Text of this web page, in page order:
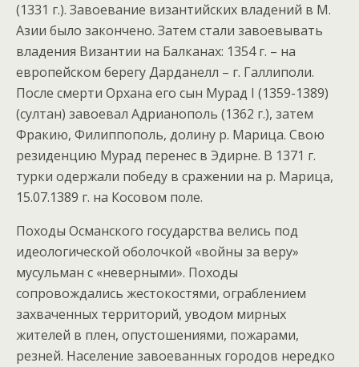
(1331 г.). Завоевание византийских владений в М.
Азии было закончено. Затем стали завоевывать
владения Византии на Балканах: 1354 г. – на
европейском берегу Дарданелл – г. Галлиполи.
После смерти Орхана его сын Мурад I (1359-1389)
(султан) завоевал Адрианополь (1362 г.), затем
Фракию, Филиппополь, долину р. Марица. Свою
резиденцию Мурад перенес в Эдирне. В 1371 г.
турки одержали победу в сражении на р. Марица,
15.07.1389 г. на Косовом поле.
Походы Османского государства велись под
идеологической оболочкой «войны за веру»
мусульман с «неверными». Походы
сопровождались жестокостями, ограблением
захваченных территорий, уводом мирных
жителей в плен, опустошениями, пожарами,
резней. Население завоеванных городов нередко